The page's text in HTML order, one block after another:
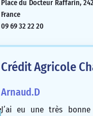
imposée par l’arrêté du 23
Place du Docteur Raffarin,
France
09 69 32 22 20
Crédit Agricole
Arnaud.D
J’ai eu une très